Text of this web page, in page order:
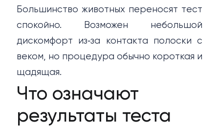
Большинство животных переносят тест
спокойно. Возможен небольшой
дискомфорт из‑за контакта полоски с
веком, но процедура обычно короткая и
щадящая.
Что означают
результаты теста